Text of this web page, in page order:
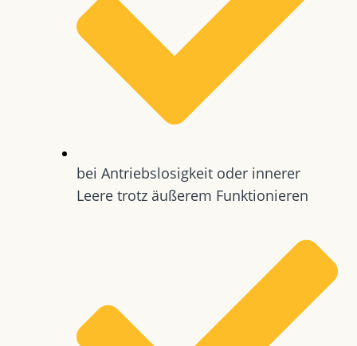
bei Antriebslosigkeit oder innerer
Leere trotz äußerem Funktionieren